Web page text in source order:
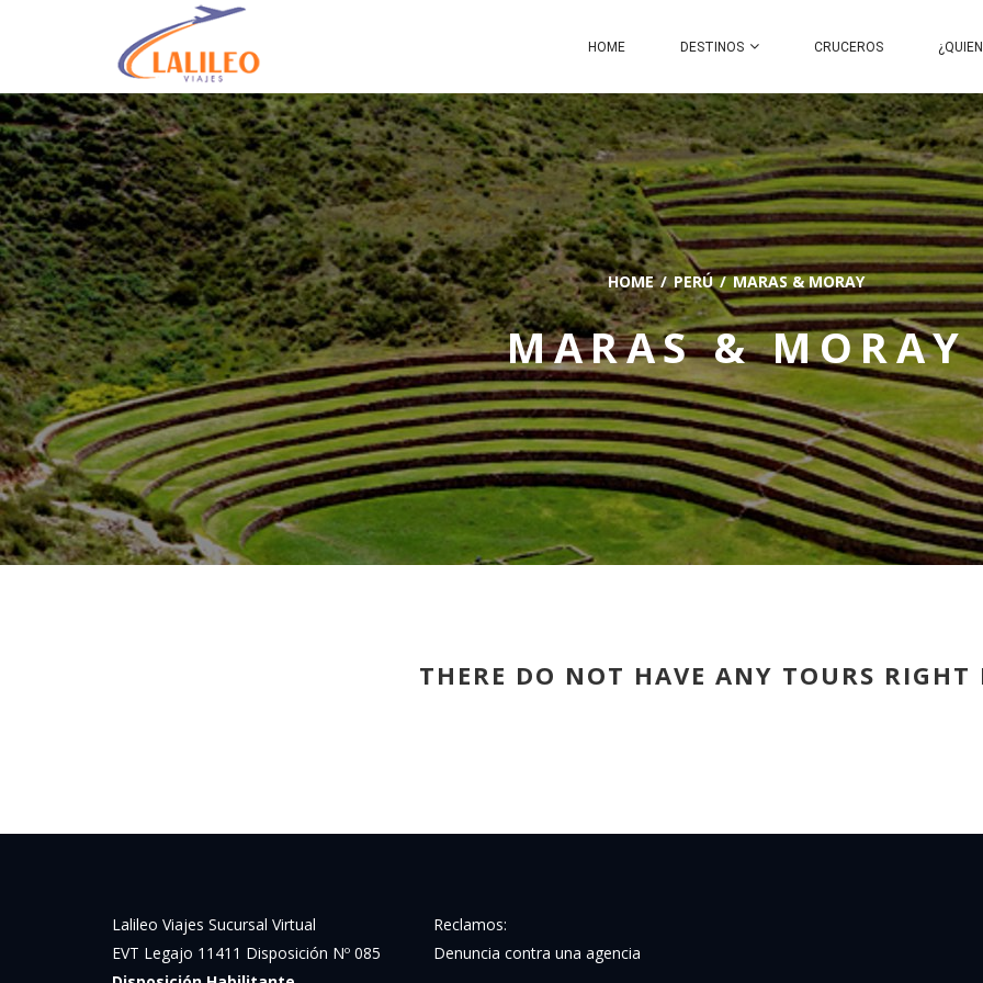
HOME DESTINOS CRUCEROS
HOME PERÚ MARAS & MORAY
MARAS & MORAY
THERE DO NOT HAVE ANY TOURS RIGHT
Lalileo Viajes Sucursal Virtual
EVT Legajo 11411 Disposición Nº 085
Reclamos:
Denuncia contra una agencia